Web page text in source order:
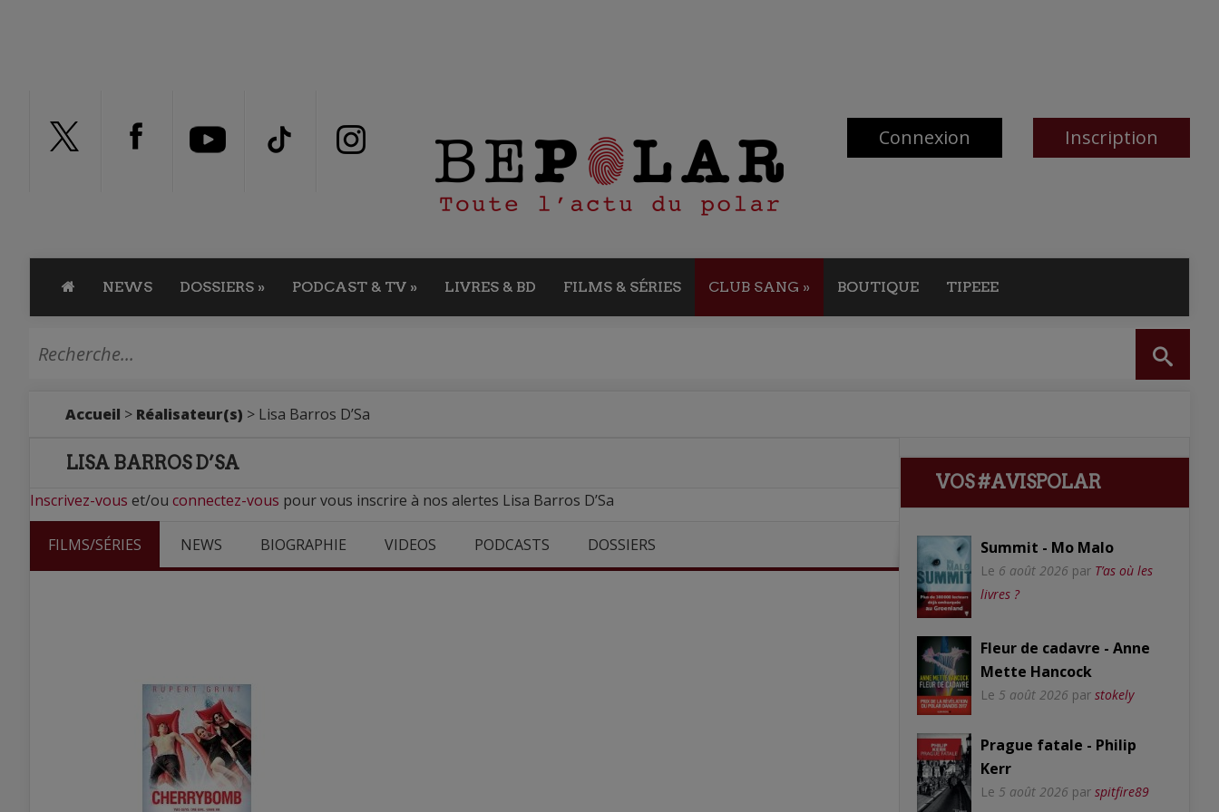
Connexion Inscription
NEWS DOSSIERS » PODCAST & TV » LIVRES & BD FILMS & SÉRIES CLUB SANG » BOUTIQUE TIPEEE
Accueil > Réalisateur(s) > Lisa Barros D’Sa
LISA BARROS D’SA
Inscrivez-vous et/ou connectez-vous pour vous inscrire à nos alertes Lisa Barros D’Sa
FILMS/SÉRIES NEWS BIOGRAPHIE VIDEOS PODCASTS DOSSIERS
VOS #AVISPOLAR
Summit - Mo Malo
Le 6 août 2026 par T’as où les
livres ?
Fleur de cadavre - Anne
Mette Hancock
Le 5 août 2026 par stokely
Prague fatale - Philip
Kerr
Le 5 août 2026 par spitfire89